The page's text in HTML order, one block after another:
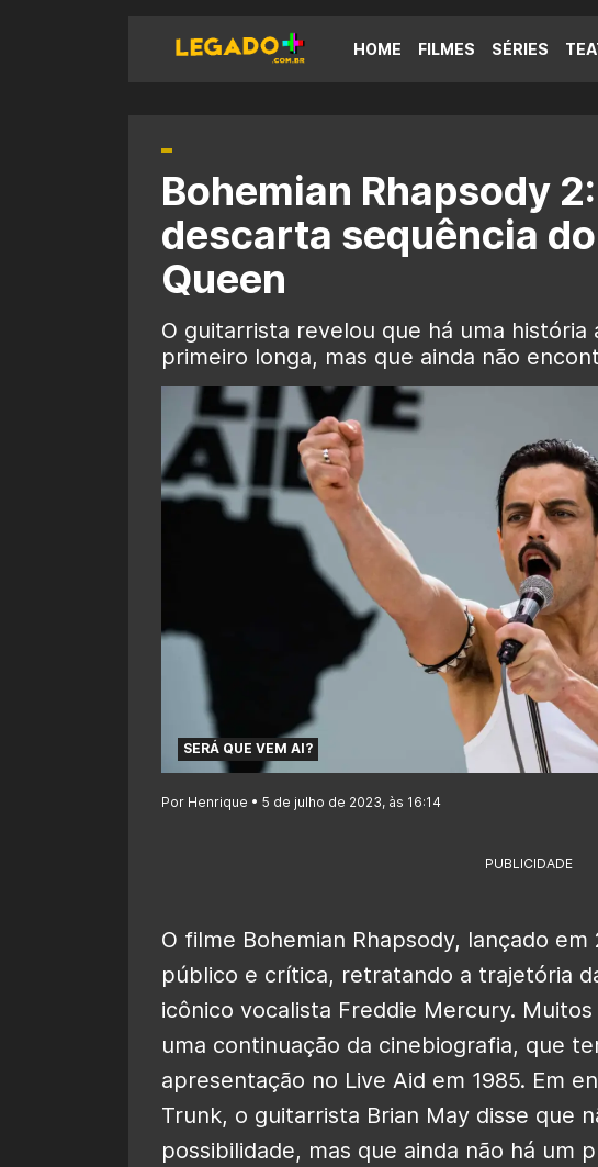
HOME FILMES SÉRIES
Bohemian Rhapsody
descarta sequência
Queen
O guitarrista revelou que há uma
primeiro longa, mas que ainda não
SERÁ QUE VEM AI?
Por Henrique • 5 de julho de 2023, às 16:14
PUBLICIDADE
O filme Bohemian Rhapsody, lançado
público e crítica, retratando a trajetória
icônico vocalista Freddie Mercury.
uma continuação da cinebiografia, que
apresentação no Live Aid em 1985. Em
Trunk, o guitarrista Brian May disse que
possibilidade, mas que ainda não há um